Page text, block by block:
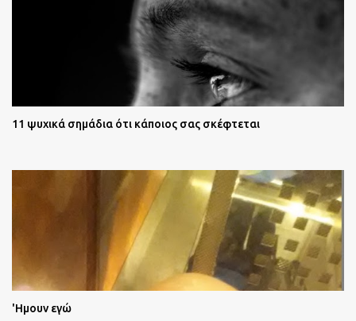
11 ψυχικά σημάδια ότι κάποιος σας σκέφτεται
'Ημουν εγώ